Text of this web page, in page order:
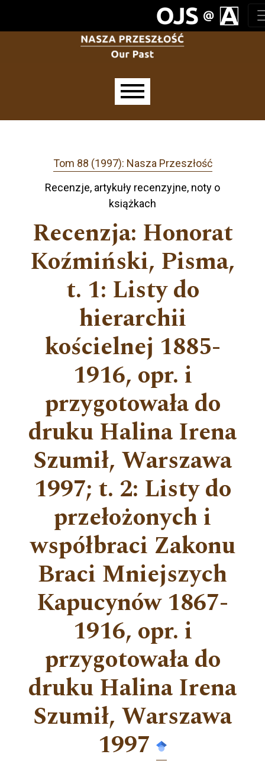
Tom 88 (1997): Nasza Przeszłość
Recenzje, artykuły recenzyjne, noty o
książkach
Recenzja: Honorat
Koźmiński, Pisma,
t. 1: Listy do
hierarchii
kościelnej 1885-
1916, opr. i
przygotowała do
druku Halina Irena
Szumił, Warszawa
1997; t. 2: Listy do
przełożonych i
współbraci Zakonu
Braci Mniejszych
Kapucynów 1867-
1916, opr. i
przygotowała do
druku Halina Irena
Szumił, Warszawa
1997